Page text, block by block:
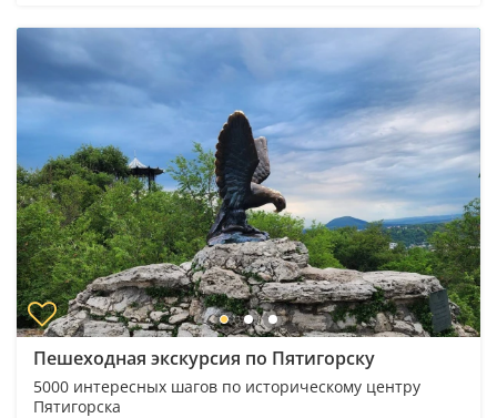
Пешеходная экскурсия по Пятигорску
5000 интересных шагов по историческому центру
Пятигорска